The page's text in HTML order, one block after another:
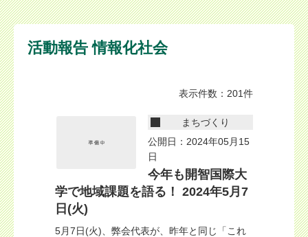
活動報告 情報化社会
表示件数：201件
まちづくり
公開日：2024年05月15
日
今年も開智国際大
学で地域課題を語る！ 2024年5月7
日(火)
5月7日(火)、弊会代表が、昨年と同じ「これ